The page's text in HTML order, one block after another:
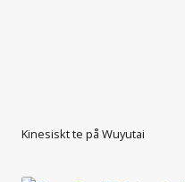
Kinesiskt te på Wuyutai